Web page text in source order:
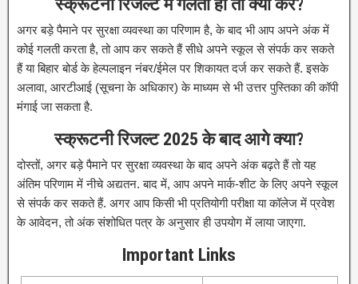
स्क्रूटनी रिजल्ट में गलती हो तो क्या करें?
अगर बड़े पैमाने पर सुरक्षा व्यवस्था का परिणाम है, के बाद भी आप अपने अंक में
कोई गलती करता है, तो आप कर सकते हैं सीधे अपने स्कूल से संपर्क कर सकते
हैं या बिहार बोर्ड के हेल्पलाइन नंबर/ईमेल पर शिकायत दर्ज कर सकते हैं. इसके
अलावा, आरटीआई (सूचना के अधिकार) के माध्यम से भी उत्तर पुस्तिका की कॉपी
मंगाई जा सकता है.
स्क्रूटनी रिजल्ट 2025 के बाद आगे क्या?
दोस्तों, अगर बड़े पैमाने पर सुरक्षा व्यवस्था के बाद अपने अंक बढ़ते हैं तो यह
अंतिम परिणाम में नीचे अद्यतन. बाद में, आप अपने मार्क-शीट के लिए अपने स्कूल
से संपर्क कर सकते हैं. अगर आप किसी भी प्रतियोगी परीक्षा या कॉलेज में प्रवेश
के आवेदन, तो अंक संशोधित पत्र के अनुसार ही उपयोग में लाया जाएगा.
Important Links